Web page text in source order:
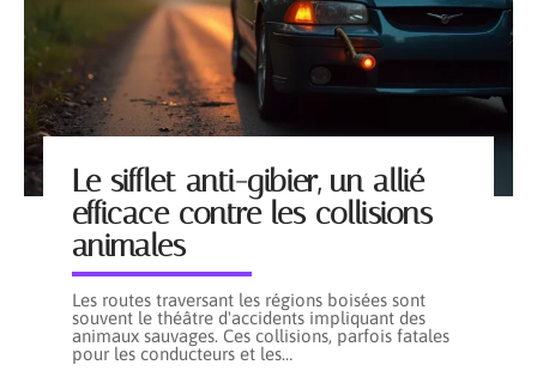
Le sifflet anti-gibier, un allié
efficace contre les collisions
animales
Les routes traversant les régions boisées sont
souvent le théâtre d'accidents impliquant des
animaux sauvages. Ces collisions, parfois fatales
pour les conducteurs et les…